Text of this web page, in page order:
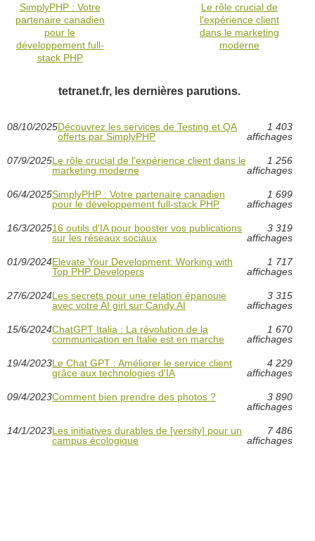
SimplyPHP : Votre
partenaire canadien
pour le
développement full-
stack PHP
Le rôle crucial de
l'expérience client
dans le marketing
moderne
tetranet.fr, les dernières parutions.
08/10/2025Découvrez les services de Testing et QA
offerts par SimplyPHP
1 403
affichages
07/9/2025Le rôle crucial de l'expérience client dans le
marketing moderne
1 256
affichages
06/4/2025SimplyPHP : Votre partenaire canadien
pour le développement full-stack PHP
1 699
affichages
16/3/202516 outils d'IA pour booster vos publications
sur les réseaux sociaux
3 319
affichages
01/9/2024Elevate Your Development: Working with
Top PHP Developers
1 717
affichages
27/6/2024Les secrets pour une relation épanouie
avec votre AI girl sur Candy.AI
3 315
affichages
15/6/2024ChatGPT Italia : La révolution de la
communication en Italie est en marche
1 670
affichages
19/4/2023Le Chat GPT : Améliorer le service client
grâce aux technologies d'IA
4 229
affichages
09/4/2023Comment bien prendre des photos ?
3 890
affichages
14/1/2023Les initiatives durables de [versity] pour un
campus écologique
7 486
affichages